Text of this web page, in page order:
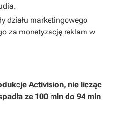
działu marketingowego
za monetyzację reklam w
Activision, nie licząc
ze 100 mln do 94 mln